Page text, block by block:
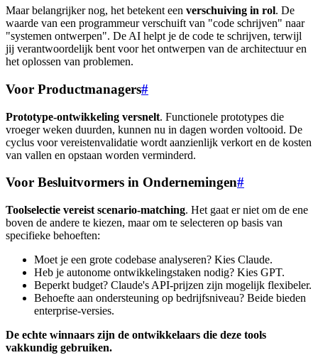
Maar belangrijker nog, het betekent een verschuiving in rol. De
waarde van een programmeur verschuift van "code schrijven" naar
"systemen ontwerpen". De AI helpt je de code te schrijven, terwijl
jij verantwoordelijk bent voor het ontwerpen van de architectuur en
het oplossen van problemen.
Voor Productmanagers#
Prototype-ontwikkeling versnelt. Functionele prototypes die
vroeger weken duurden, kunnen nu in dagen worden voltooid. De
cyclus voor vereistenvalidatie wordt aanzienlijk verkort en de kosten
van vallen en opstaan worden verminderd.
Voor Besluitvormers in Ondernemingen#
Toolselectie vereist scenario-matching. Het gaat er niet om de ene
boven de andere te kiezen, maar om te selecteren op basis van
specifieke behoeften:
Moet je een grote codebase analyseren? Kies Claude.
Heb je autonome ontwikkelingstaken nodig? Kies GPT.
Beperkt budget? Claude's API-prijzen zijn mogelijk flexibeler.
Behoefte aan ondersteuning op bedrijfsniveau? Beide bieden
enterprise-versies.
De echte winnaars zijn de ontwikkelaars die deze tools
vakkundig gebruiken.